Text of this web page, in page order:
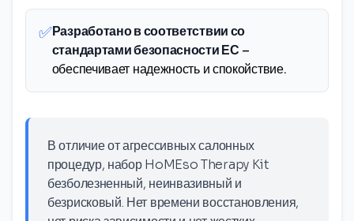
✅Разработано в соответствии со
стандартами безопасности ЕС –
обеспечивает надежность и спокойствие.
В отличие от агрессивных салонных
процедур, набор HoMEso Therapy Kit
безболезненный, неинвазивный и
безрисковый. Нет времени восстановления,